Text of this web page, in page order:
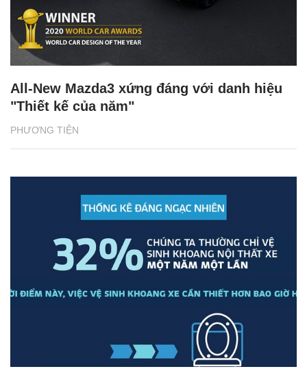
PHƯƠNG TIỆN
All-New Mazda3 xứng đáng với danh hiệu
"Thiết kế của năm"